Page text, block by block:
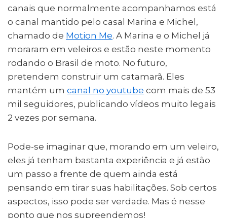
canais que normalmente acompanhamos está
o canal mantido pelo casal Marina e Michel,
chamado de Motion Me. A Marina e o Michel já
moraram em veleiros e estão neste momento
rodando o Brasil de moto. No futuro,
pretendem construir um catamarã. Eles
mantém um canal no youtube com mais de 53
mil seguidores, publicando vídeos muito legais
2 vezes por semana.
Pode-se imaginar que, morando em um veleiro,
eles já tenham bastanta experiência e já estão
um passo a frente de quem ainda está
pensando em tirar suas habilitações. Sob certos
aspectos, isso pode ser verdade. Mas é nesse
ponto que nos supreendemos!